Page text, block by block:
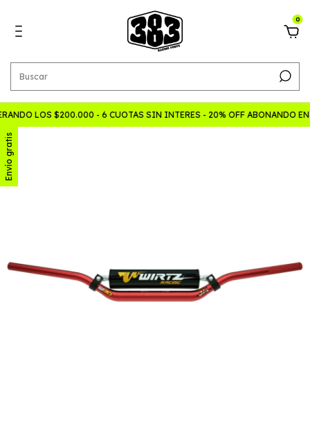
0
LOS $200.000 - 6 CUOTAS SIN INTERES - 20% OFF ABONANDO EN
Envío gratis